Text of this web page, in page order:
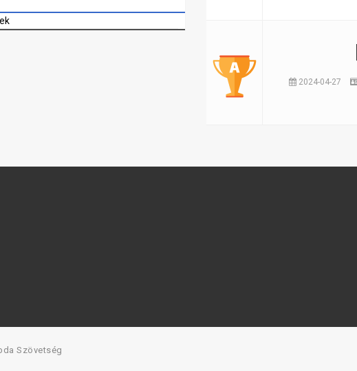
2024-04-27
Szövetség